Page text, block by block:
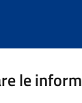
le